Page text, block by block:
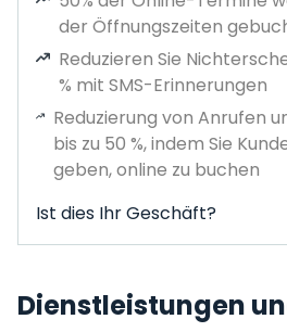
der Öffnungszeiten
Reduzieren Sie
% mit SMS-Erinnerungen
Reduzierung von Anrufen
bis zu 50 %, indem Sie
geben, online zu buchen
Ist dies Ihr Geschäft?
Dienstleistungen